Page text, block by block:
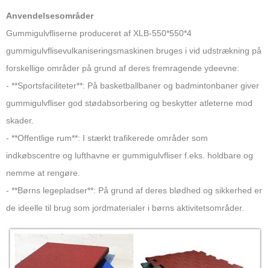
Anvendelsesområder
Gummigulvfliserne produceret af XLB-550*550*4
gummigulvflisevulkaniseringsmaskinen bruges i vid udstrækning på
forskellige områder på grund af deres fremragende ydeevne:
- **Sportsfaciliteter**: På basketballbaner og badmintonbaner giver
gummigulvfliser god stødabsorbering og beskytter atleterne mod
skader.
- **Offentlige rum**: I stærkt trafikerede områder som
indkøbscentre og lufthavne er gummigulvfliser f.eks. holdbare og
nemme at rengøre.
- **Børns legepladser**: På grund af deres blødhed og sikkerhed er
de ideelle til brug som jordmaterialer i børns aktivitetsområder.